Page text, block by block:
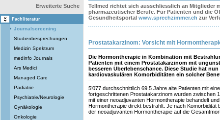
Erweiterte Suche
Fachliteratur
Journalscreening
Studienbesprechungen
Medizin Spektrum
medinfo Journals
Ars Medici
Managed Care
Pädiatrie
Psychiatrie/Neurologie
Gynäkologie
Onkologie
Tellmed richtet sich ausschliesslich an Mitglieder
pharmazeutischer Berufe. Für Patienten und die
Gesundheitsportal www.sprechzimmer.ch zur
Prostatakarzinom: Vorsicht mit
Die Hormontherapie in Kombination mit
Patienten mit einem Prostatakarzinom mit
besseren Überlebenschance. Diese Studie hat
kardiovaskulären Komorbiditäten ein solcher
5’077 durchschnittlich 69.5 Jahre alte Patienten mit
fortgeschrittenen Prostatakarzinom wurden zwischen
mit einer neoadjuvanten Hormontherapie behandelt
Hormontherapie direkt bestrahlt. Je nach Komorbidität
der neoadjuvanten Hormontherapie auf die